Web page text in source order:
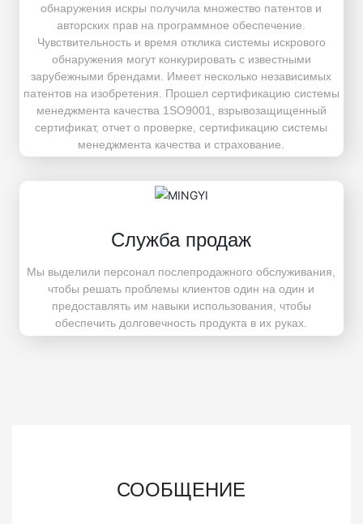
обнаружения искры получила множество патентов и
авторских прав на программное обеспечение.
Чувствительность и время отклика системы искрового
обнаружения могут конкурировать с известными
зарубежными брендами. Имеет несколько независимых
патентов на изобретения. Прошел сертификацию системы
менеджмента качества 1SO9001, взрывозащищенный
сертификат, отчет о проверке, сертификацию системы
менеджмента качества и страхование.
Служба продаж
Мы выделили персонал послепродажного обслуживания,
чтобы решать проблемы клиентов один на один и
предоставлять им навыки использования, чтобы
обеспечить долговечность продукта в их руках.
СООБЩЕНИЕ